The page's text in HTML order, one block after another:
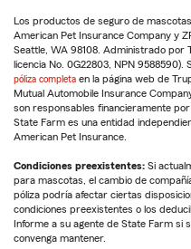
Los productos de seguro de
American Pet Insurance Company y
Seattle, WA 98108. Administrado por
licencia No. 0G22803, NPN 9588590).
póliza completa en la página web de
Mutual Automobile Insurance
son responsables financieramente
State Farm es una entidad
American Pet Insurance.
Condiciones preexistentes: Si
para mascotas, el cambio de
póliza podría afectar ciertas
condiciones preexistentes o los
Informe a su agente de State Farm si
convenga mantener.